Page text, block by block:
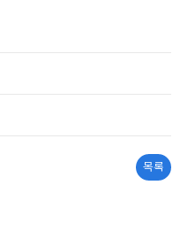
목록